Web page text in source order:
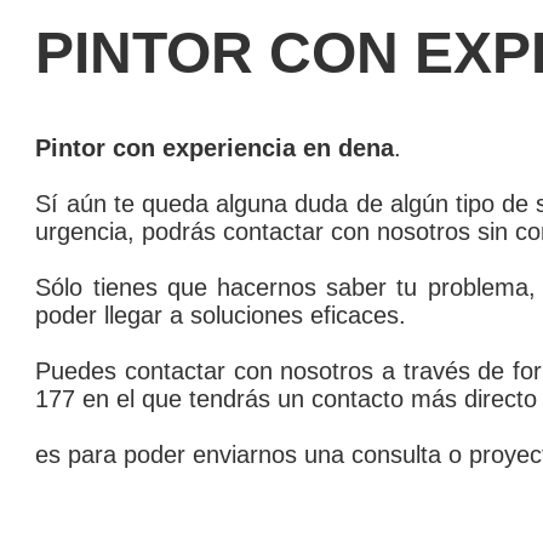
PINTOR CON
Pintor con experiencia en dena.
Sí­ aún te queda alguna duda de algún tipo
urgencia, podrás contactar con nosotros sin
Sólo tienes que hacernos saber tu
poder llegar a soluciones eficaces.
Puedes contactar con nosotros a través de
177 en el que tendrás un contacto más
es para poder enviarnos una consulta o